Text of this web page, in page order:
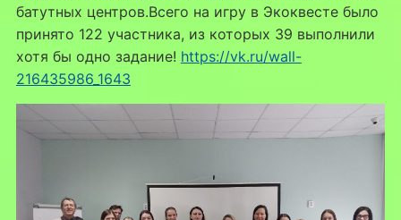
батутных центров.Всего на игру в Экоквесте было
принято 122 участника, из которых 39 выполнили
хотя бы одно задание! https://vk.ru/wall-
216435986_1643